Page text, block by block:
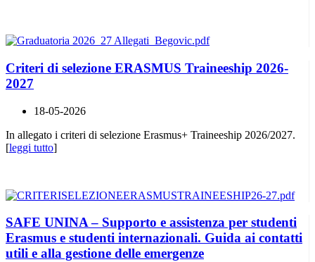
Criteri di selezione ERASMUS Traineeship 2026-
2027
18-05-2026
In allegato i criteri di selezione Erasmus+ Traineeship 2026/2027.
[leggi tutto]
SAFE UNINA – Supporto e assistenza per studenti
Erasmus e studenti internazionali. Guida ai contatti
utili e alla gestione delle emergenze